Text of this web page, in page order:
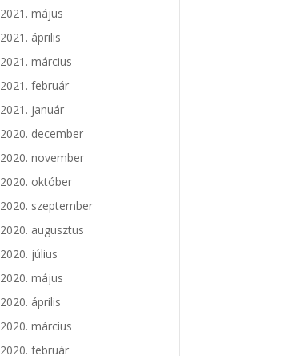
2021. május
2021. április
2021. március
2021. február
2021. január
2020. december
2020. november
2020. október
2020. szeptember
2020. augusztus
2020. július
2020. május
2020. április
2020. március
2020. február